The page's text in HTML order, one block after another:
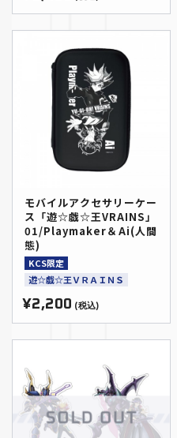
モバイルアクセサリーケー
ス「遊☆戯☆王VRAINS」
01/Playmaker＆Ai(人間
態)
KCS限定
遊☆戯☆王ＶＲＡＩＮＳ
¥2,200 (税込)